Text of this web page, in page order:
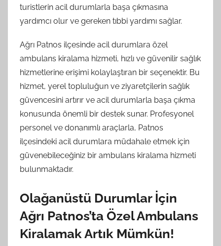
turistlerin acil durumlarla başa çıkmasına
yardımcı olur ve gereken tıbbi yardımı sağlar.
Ağrı Patnos ilçesinde acil durumlara özel
ambulans kiralama hizmeti, hızlı ve güvenilir sağlık
hizmetlerine erişimi kolaylaştıran bir seçenektir. Bu
hizmet, yerel topluluğun ve ziyaretçilerin sağlık
güvencesini artırır ve acil durumlarla başa çıkma
konusunda önemli bir destek sunar. Profesyonel
personel ve donanımlı araçlarla, Patnos
ilçesindeki acil durumlara müdahale etmek için
güvenebileceğiniz bir ambulans kiralama hizmeti
bulunmaktadır.
Olağanüstü Durumlar İçin
Ağrı Patnos’ta Özel Ambulans
Kiralamak Artık Mümkün!